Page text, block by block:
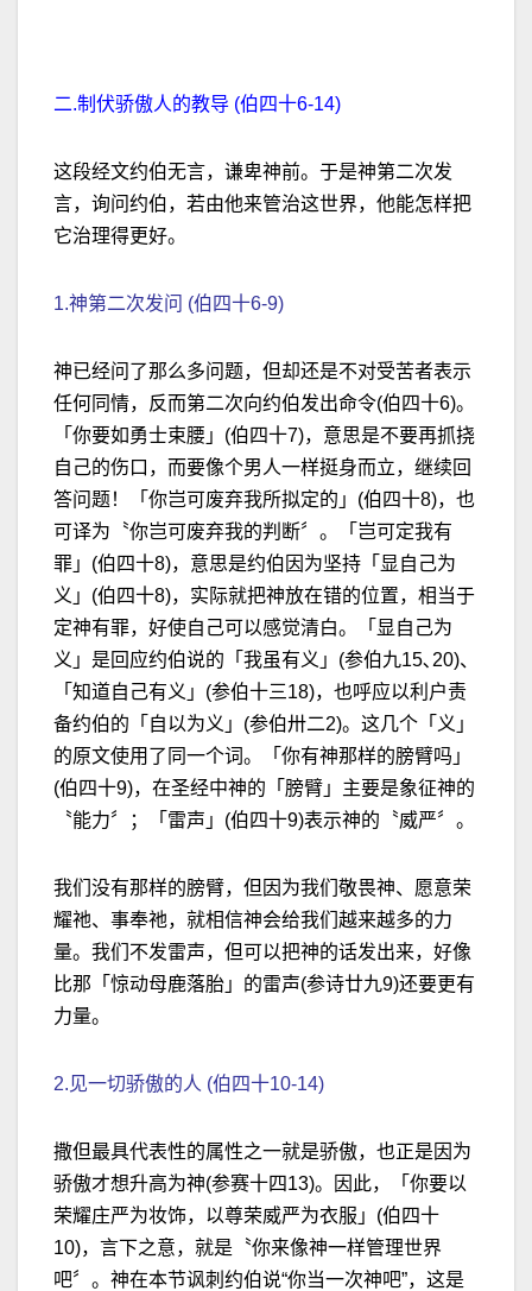
二.制伏骄傲人的教导 (伯四十6-14)
这段经文约伯无言，谦卑神前。于是神第二次发
言，询问约伯，若由他来管治这世界，他能怎样把
它治理得更好。
1.神第二次发问 (伯四十6-9)
神已经问了那么多问题，但却还是不对受苦者表示
任何同情，反而第二次向约伯发出命令(伯四十6)。
「你要如勇士束腰」(伯四十7)，意思是不要再抓挠
自己的伤口，而要像个男人一样挺身而立，继续回
答问题！「你岂可废弃我所拟定的」(伯四十8)，也
可译为〝你岂可废弃我的判断〞。「岂可定我有
罪」(伯四十8)，意思是约伯因为坚持「显自己为
义」(伯四十8)，实际就把神放在错的位置，相当于
定神有罪，好使自己可以感觉清白。「显自己为
义」是回应约伯说的「我虽有义」(参伯九15､20)、
「知道自己有义」(参伯十三18)，也呼应以利户责
备约伯的「自以为义」(参伯卅二2)。这几个「义」
的原文使用了同一个词。「你有神那样的膀臂吗」
(伯四十9)，在圣经中神的「膀臂」主要是象征神的
〝能力〞；「雷声」(伯四十9)表示神的〝威严〞。
我们没有那样的膀臂，但因为我们敬畏神、愿意荣
耀祂、事奉祂，就相信神会给我们越来越多的力
量。我们不发雷声，但可以把神的话发出来，好像
比那「惊动母鹿落胎」的雷声(参诗廿九9)还要更有
力量。
2.见一切骄傲的人 (伯四十10-14)
撒但最具代表性的属性之一就是骄傲，也正是因为
骄傲才想升高为神(参赛十四13)。因此，「你要以
荣耀庄严为妆饰，以尊荣威严为衣服」(伯四十
10)，言下之意，就是〝你来像神一样管理世界
吧〞。神在本节讽刺约伯说“你当一次神吧”，这是